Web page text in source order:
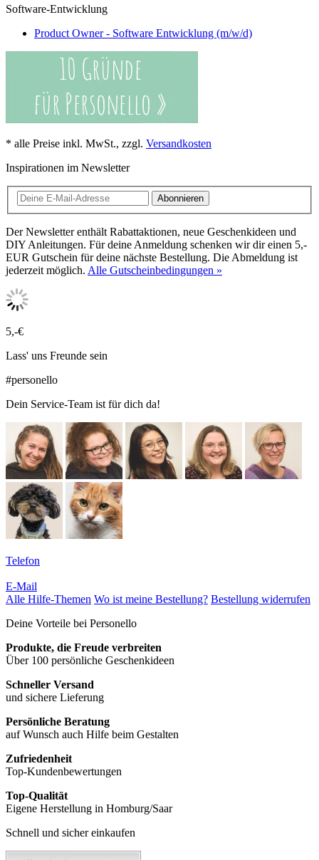
Software-Entwicklung
Product Owner - Software Entwicklung (m/w/d)
* alle Preise inkl. MwSt., zzgl. Versandkosten
Inspirationen im Newsletter
Abonnieren
Der Newsletter enthält Rabattaktionen, neue Geschenkideen und
DIY Anleitungen. Für deine Anmeldung schenken wir dir einen 5,-
EUR Gutschein für deine nächste Bestellung. Die Abmeldung ist
jederzeit möglich. Alle Gutscheinbedingungen »
5,-€
Lass' uns Freunde sein
#personello
Dein Service-Team ist für dich da!
Telefon
E-Mail
Alle Hilfe-Themen Wo ist meine Bestellung? Bestellung widerrufen
Deine Vorteile bei Personello
Produkte, die Freude verbreiten
Über 100 persönliche Geschenkideen
Schneller Versand
und sichere Lieferung
Persönliche Beratung
auf Wunsch auch Hilfe beim Gestalten
Zufriedenheit
Top-Kundenbewertungen
Top-Qualität
Eigene Herstellung in Homburg/Saar
Schnell und sicher einkaufen